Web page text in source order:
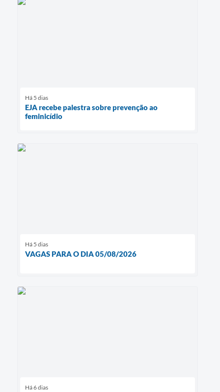
Há 5 dias
EJA recebe palestra sobre prevenção ao
feminicídio
Há 5 dias
VAGAS PARA O DIA 05/08/2026
Há 6 dias